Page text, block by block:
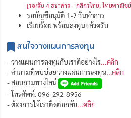
[รองรับ 4 ธนาคาร = กสิกรไทย, ไทยพาณิชย์
รอบัญชีอนุมัติ 1-2 วันทำการ
เรียบร้อย พร้อมลงทุนแล้วครับ
สนใจวางแผนการลงทุน
- วางแผนการลงทุนกับเราดีอย่างไร...คลิก
- คำถามที่พบบ่อย วางแผนการลงทุน...คลิก
- สอบถามทางไลน์
- โทรศัพท์: 096-292-8956
- ต้องการให้เราติดต่อกลับ...คลิก